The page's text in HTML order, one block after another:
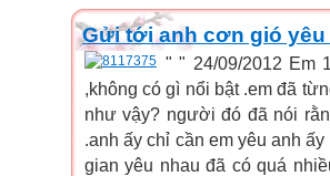
Gửi tới anh cơn gió
" " 24/09/2012 Em
,không có gì nổi bật .em đã
như vậy? người đó đã nói
.anh ấy chỉ cần em yêu anh
gian yêu nhau đã có quá